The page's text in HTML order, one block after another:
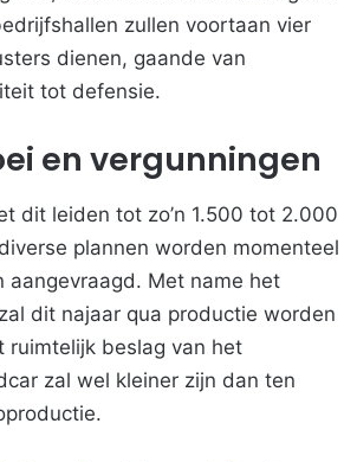
zullen voortaan vier
dienen, gaande van
tot defensie.
en vergunningen
dit leiden tot zo’n 1.500 tot 2.000
plannen worden momenteel
aangevraagd. Met name het
dit najaar qua productie worden
ruimtelijk beslag van het
zal wel kleiner zijn dan ten